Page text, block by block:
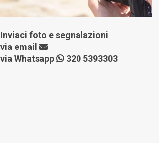
Inviaci foto e segnalazioni
via email
via Whatsapp
320 5393303